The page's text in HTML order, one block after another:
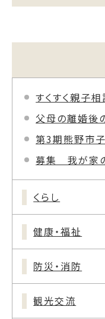
すくすく親子相
父母の離婚後の子の養
第3期熊野市
募集 我が家
くらし
健康・福祉
防災・消防
観光交流